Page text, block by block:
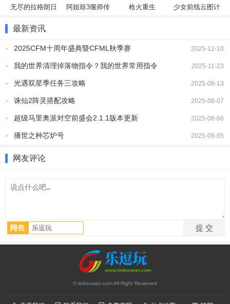
登山赛车3游戏内容
1、新手玩家可通过完成新手教程，创立自己的角色ID，开启游戏旅
程。
2、由于游戏目前只在海外运营，建议使用加速器以避免延迟和掉线
的问题，提高游戏体验。
4、车上的按键操作左侧是减速，右侧是加速。在空中的时候，左右
5、赛道上遍布不同的道具，拾取后可以用来助攻或攻击对手，不要
驾驶。
7、比赛结束后，将根据时间为你进行排名，点击NEXT即可返回主界
8、别忘了点击左上角的CARACE REPUTATION获取宝箱，解锁新物
品，提升你的游戏体验。
9、通过点击CANYON PASS，你还能领取各类道具，如炫酷的头套
无尽的拉格朗日 阿姐鼓3偃师传 枪火重生
少女前线云图计
最新资讯
2025CFM十周年盛典暨CFML秋季赛 2025-12-10
我的世界清理掉落物指令？我的世界常用指令 2025-11-23
光遇双星季任务三攻略 2025-08-13
诛仙2阵灵搭配攻略 2025-08-07
超级马里奥派对空前盛会2.1.1版本更新 2025-08-06
播世之种芯炉号 2025-08-05
网友评论
© ledouwan.com All Right Reserved